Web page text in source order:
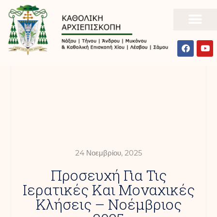
24 Νοεμβρίου, 2025
Προσευχή Για Τις
Ιερατικές Και Μοναχικές
Κλήσεις – Νοέμβριος